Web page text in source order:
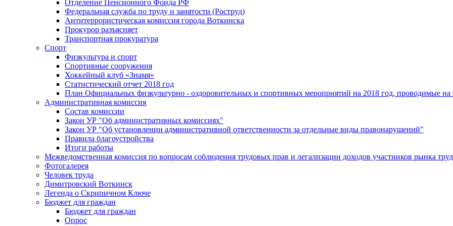
Отделение Пенсионного Фонда РФ
Федеральная служба по труду и занятости (Роструд)
Антитеррористическая комиссия города Воткинска
Прокурор разъясняет
Транспортная прокуратура
Спорт
Физкультура и спорт
Спортивные сооружения
Хоккейный клуб «Знамя»
Статистический отчет 2018 год
План Официальных физкультурно - оздоровительных и спортивных мероприятий на 2018 год, проводимые
Административная комиссия
Состав комиссии
Закон УР "Об административных комиссиях"
Закон УР "Об установлении административной ответственности за отдельные виды правонарушений"
Правила благоустройства
Итоги работы
Межведомственная комиссия по вопросам соблюдения трудовых прав и легализации доходов участников рынка
Фотогалерея
Человек труда
Димитровский Воткинск
Легенда о Скрипичном Ключе
Бюджет для граждан
Бюджет для граждан
Опрос